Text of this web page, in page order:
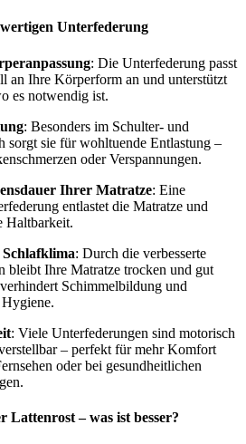
Unterfederung
: Die Unterfederung passt
an Ihre Körperform an und unterstützt
es notwendig ist.
: Besonders im Schulter- und
sorgt sie für wohltuende Entlastung –
oder Verspannungen.
Ihrer Matratze: Eine
entlastet die Matratze und
Haltbarkeit.
Schlafklima: Durch die verbesserte
bleibt Ihre Matratze trocken und gut
Schimmelbildung und
: Viele Unterfederungen sind motorisch
– perfekt für mehr Komfort
oder bei gesundheitlichen
Lattenrost – was ist besser?